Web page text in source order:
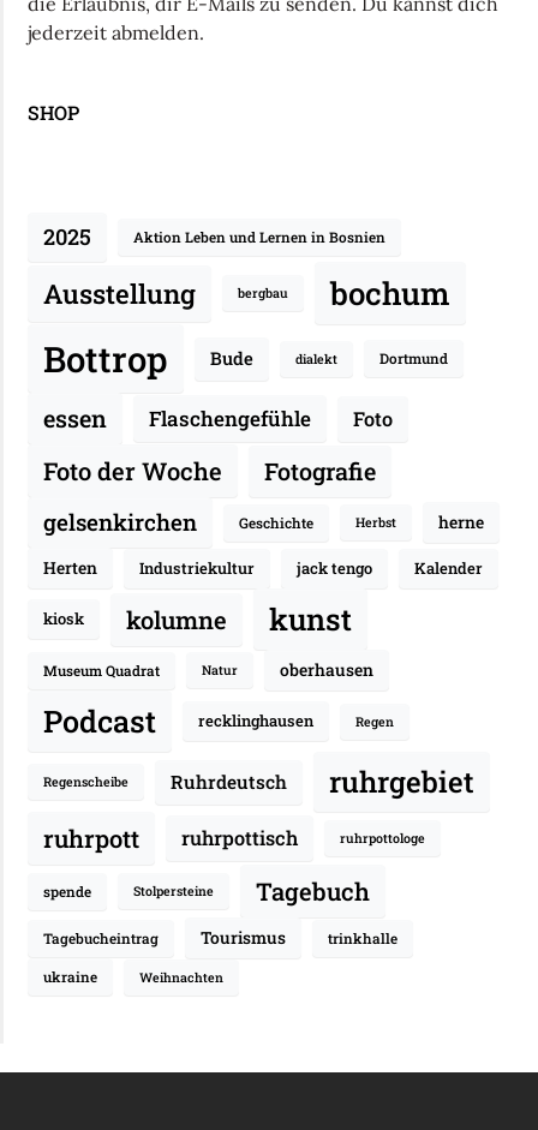
jederzeit abmelden.
SHOP
2025 Aktion Leben und Lernen in Bosnien
Ausstellung bergbau bochum
Bottrop Bude dialekt Dortmund
essen Flaschengefühle Foto
Foto der Woche Fotografie
gelsenkirchen Geschichte Herbst
herne
Herten
Industriekultur jack tengo Kalender
kiosk kolumne kunst
Museum Quadrat Natur oberhausen
Podcast recklinghausen Regen
Regenscheibe Ruhrdeutsch ruhrgebiet
ruhrpott ruhrpottisch ruhrpottologe
spende Stolpersteine Tagebuch
Tagebucheintrag Tourismus trinkhalle
ukraine Weihnachten